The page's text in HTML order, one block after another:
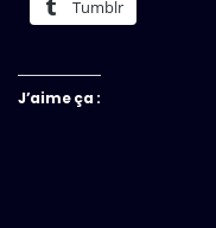
Tumblr
J’aime ça :